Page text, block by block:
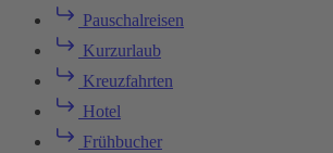
Pauschalreisen
Kurzurlaub
Kreuzfahrten
Hotel
Frühbucher